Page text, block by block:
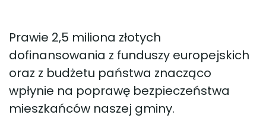
Prawie 2,5 miliona złotych
dofinansowania z funduszy europejskich
oraz z budżetu państwa znacząco
wpłynie na poprawę bezpieczeństwa
mieszkańców naszej gminy.